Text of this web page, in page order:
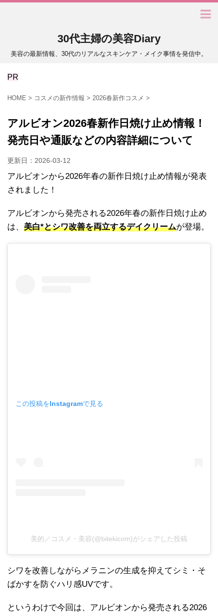
30代主婦の美容Diary
美容の最新情報、30代のリアルなスキンケア・メイク事情を発信中。
PR
HOME > コスメの新作情報 > 2026春新作コスメ >
アルビオン2026春新作日焼け止め情報！
発売日や通販などの内容詳細について
更新日： 2026-03-12
アルビオンから2026年春の新作日焼け止め情報が発表
されました！
アルビオンから発売される2026年春の新作日焼け止め
は、 美白*とシワ改善を両立するデイクリームが登場。
この投稿をInstagramで見る
美的／コスメ・美容(@bitekicom)がシェアした投稿
シワを改善しながらメラニンの生成を抑えてシミ・そ
ばかすを防ぐハリ感UVです。
というわけで今回は、アルビオンから発売される2026